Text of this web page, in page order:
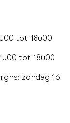
tot 18u00
tot 18u00
zondag 16